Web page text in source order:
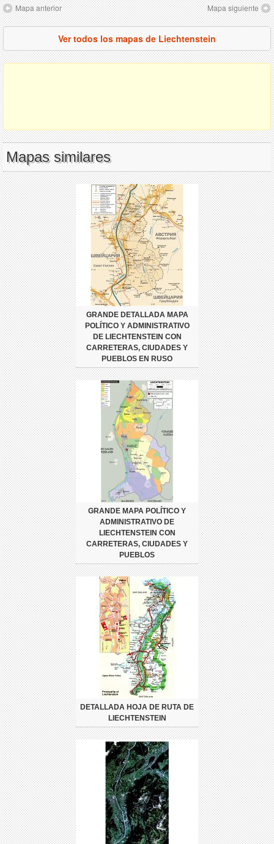
Mapa anterior Mapa siguiente
Ver todos los mapas de Liechtenstein
Mapas similares
GRANDE DETALLADA MAPA
POLÍTICO Y ADMINISTRATIVO
DE LIECHTENSTEIN CON
CARRETERAS, CIUDADES Y
PUEBLOS EN RUSO
GRANDE MAPA POLÍTICO Y
ADMINISTRATIVO DE
LIECHTENSTEIN CON
CARRETERAS, CIUDADES Y
PUEBLOS
DETALLADA HOJA DE RUTA DE
LIECHTENSTEIN